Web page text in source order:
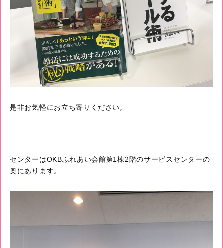
是非お気軽にお立ち寄りください。
センターはOKBふれあい会館第1棟2階のサービスセンターの
奥にあります。